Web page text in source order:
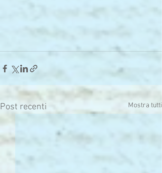
Post recenti Mostra tutti